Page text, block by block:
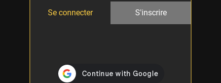
Se connecter S'inscrire